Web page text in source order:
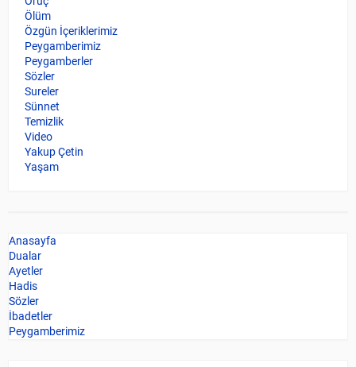
Ölüm
Özgün İçeriklerimiz
Peygamberimiz
Peygamberler
Sözler
Sureler
Sünnet
Temizlik
Video
Yakup Çetin
Yaşam
Anasayfa
Dualar
Ayetler
Hadis
Sözler
İbadetler
Peygamberimiz